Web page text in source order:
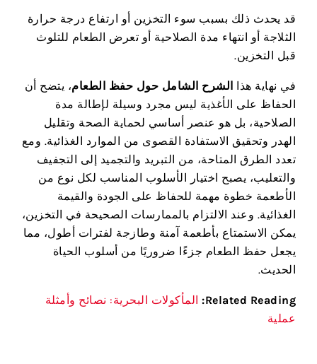
قد يحدث ذلك بسبب سوء التخزين أو ارتفاع درجة حرارة
الثلاجة أو انتهاء مدة الصلاحية أو تعرض الطعام للتلوث
قبل التخزين.
في نهاية هذا الشرح الشامل حول حفظ الطعام، يتضح أن
الحفاظ على الأغذية ليس مجرد وسيلة لإطالة مدة
الصلاحية، بل هو عنصر أساسي لحماية الصحة وتقليل
الهدر وتحقيق الاستفادة القصوى من الموارد الغذائية. ومع
تعدد الطرق المتاحة، من التبريد والتجميد إلى التجفيف
والتعليب، يصبح اختيار الأسلوب المناسب لكل نوع من
الأطعمة خطوة مهمة للحفاظ على الجودة والقيمة
الغذائية. وعند الالتزام بالممارسات الصحيحة في التخزين،
يمكن الاستمتاع بأطعمة آمنة وطازجة لفترات أطول، مما
يجعل حفظ الطعام جزءًا ضروريًا من أسلوب الحياة
الحديث.
Related Reading:
المأكولات البحرية: نصائح وأمثلة
عملية